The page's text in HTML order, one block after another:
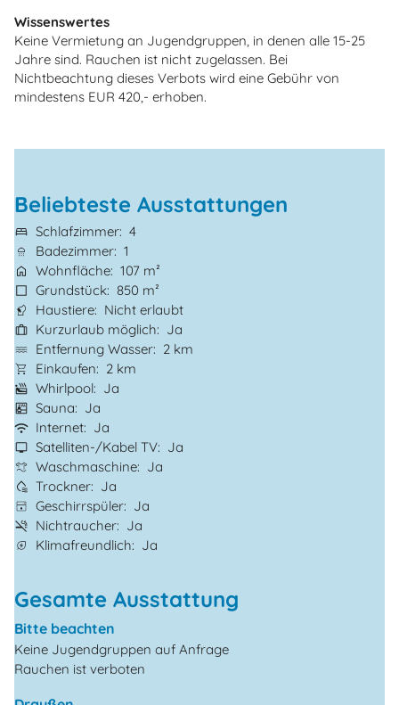
Wissenswertes
Keine Vermietung an Jugendgruppen, in denen alle 15-25
Jahre sind. Rauchen ist nicht zugelassen. Bei
Nichtbeachtung dieses Verbots wird eine Gebühr von
mindestens EUR 420,- erhoben.
Beliebteste Ausstattungen
Schlafzimmer 4
Badezimmer 1
Wohnfläche 107 m²
Grundstück 850 m²
Haustiere
Nicht erlaubt
Kurzurlaub möglich
Ja
Entfernung Wasser
2 km
Einkaufen
2 km
Whirlpool
Ja
Sauna
Ja
Internet
Ja
Satelliten-/Kabel TV
Ja
Waschmaschine
Ja
Trockner
Ja
Geschirrspüler
Ja
Nichtraucher
Ja
Klimafreundlich
Ja
Gesamte Ausstattung
Bitte beachten
Keine Jugendgruppen auf Anfrage
Rauchen ist verboten